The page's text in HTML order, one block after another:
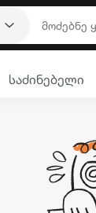
საძინებელი